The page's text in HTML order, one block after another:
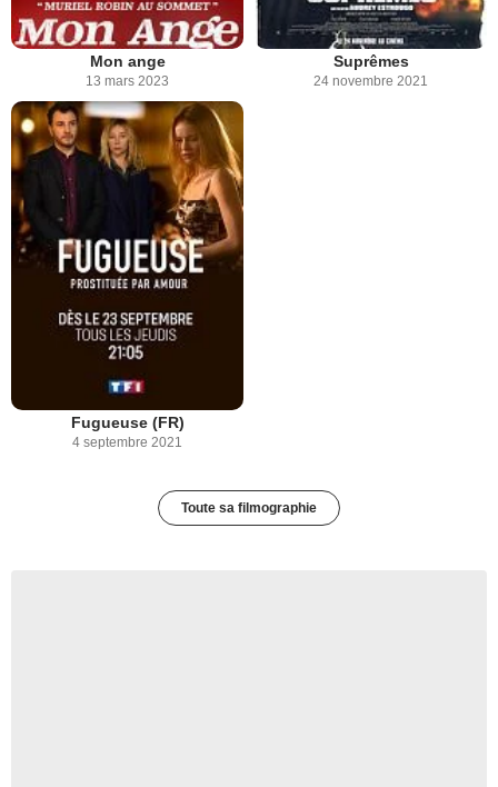
Mon ange
13 mars 2023
Suprêmes
24 novembre 2021
Fugueuse (FR)
4 septembre 2021
Toute sa filmographie